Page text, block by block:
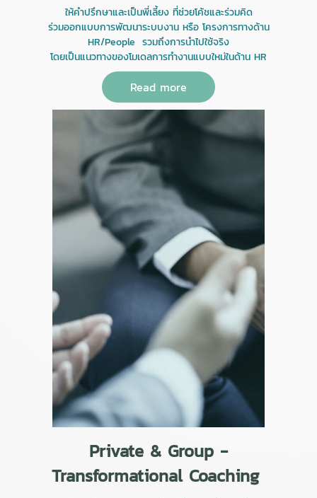
ให้คำปรึกษาและเป็นพี่เลี้ยง ที่ช่วยโค้ชและร่วมคิด
ร่วมออกแบบการพัฒนาระบบงาน หรือ โครงการทางด้าน
HR/People รวมถึงการนำไปใช้จริง
โดยเป็นแนวทางของโมเดลการทำงานแบบใหม่ในด้าน HR
Read more
Private & Group -
Transformational Coaching